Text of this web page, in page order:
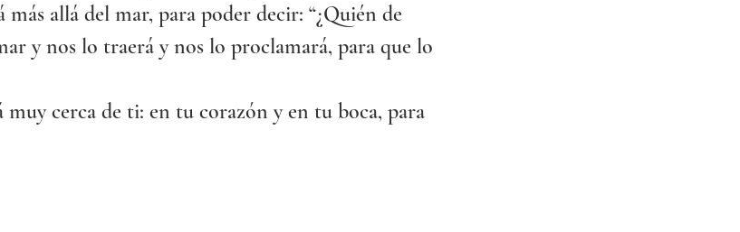
más allá del mar, para poder decir: “¿Quién de
y nos lo traerá y nos lo proclamará, para que lo
muy cerca de ti: en tu corazón y en tu boca, para